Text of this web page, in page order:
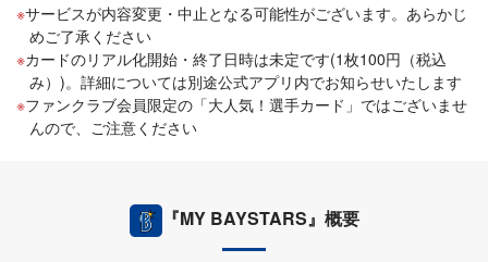
サービスが内容変更・中止となる可能性がございます。あらかじ
めご了承ください
カードのリアル化開始・終了日時は未定です(1枚100円（税込
み）)。詳細については別途公式アプリ内でお知らせいたします
ファンクラブ会員限定の「大人気！選手カード」ではございませ
んので、ご注意ください
『MY BAYSTARS』概要